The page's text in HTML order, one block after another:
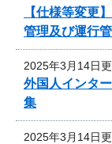
【仕様等変更
管理及び運行
2025年3月14日
外国人インタ
集
2025年3月14日